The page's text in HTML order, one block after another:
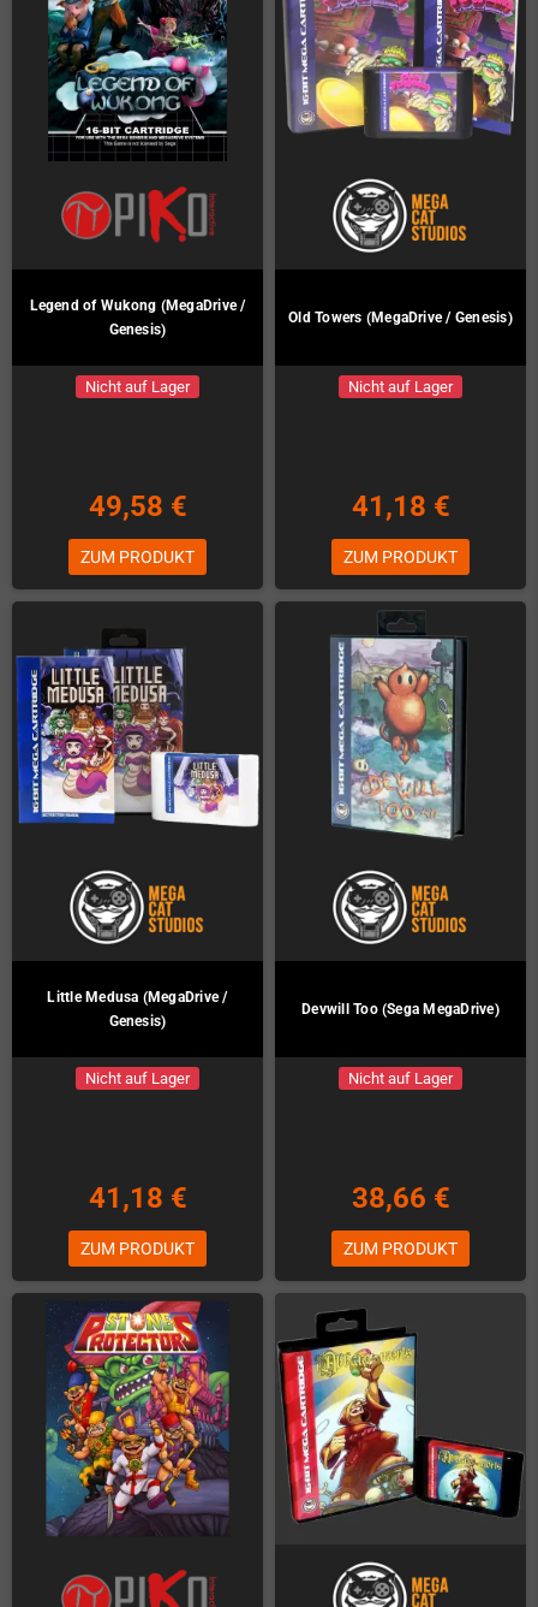
Legend of Wukong (MegaDrive /
Genesis)
Nicht auf Lager
49,58 €
ZUM PRODUKT
Old Towers (MegaDrive / Genesis)
Nicht auf Lager
41,18 €
ZUM PRODUKT
Little Medusa (MegaDrive /
Genesis)
Nicht auf Lager
41,18 €
ZUM PRODUKT
Devwill Too (Sega MegaDrive)
Nicht auf Lager
38,66 €
ZUM PRODUKT